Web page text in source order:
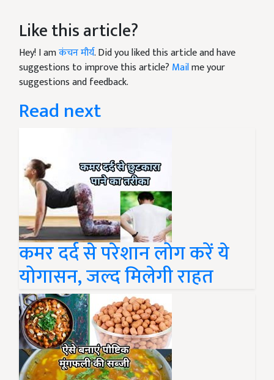
Like this article?
Hey! I amकंचन मौर्य. Did you liked this article and have
suggestions to improve this article? Mailme your
suggestions and feedback.
Read next
कमर दर्द से परेशान लोग करें ये
योगासन, जल्द मिलेगी राहत